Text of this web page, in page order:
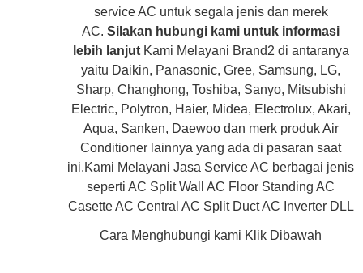
service AC untuk segala jenis dan merek
AC.Silakan hubungi kami untuk informasi
lebih lanjut Kami Melayani Brand2 di antaranya
yaitu Daikin, Panasonic, Gree, Samsung, LG,
Sharp, Changhong, Toshiba, Sanyo, Mitsubishi
Electric, Polytron, Haier, Midea, Electrolux, Akari,
Aqua, Sanken, Daewoo dan merk produk Air
Conditioner lainnya yang ada di pasaran saat
ini.Kami Melayani Jasa Service AC berbagai jenis
seperti AC Split Wall AC Floor Standing AC
Casette AC Central AC Split Duct AC Inverter DLL
Cara Menghubungi kami Klik Dibawah